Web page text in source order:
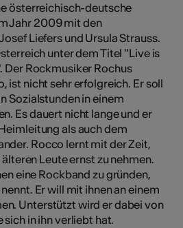
österreichisch-deutsche
Jahr 2009 mit den
Liefers und Ursula Strauss.
unter dem Titel "Live is
Der Rockmusiker Rochus
ist nicht sehr erfolgreich. Er soll
Sozialstunden in einem
Es dauert nicht lange und er
als auch dem
Rocco lernt mit der Zeit,
Leute ernst zu nehmen.
eine Rockband zu gründen,
Er will mit ihnen an einem
Unterstützt wird er dabei von
sich in ihn verliebt hat.